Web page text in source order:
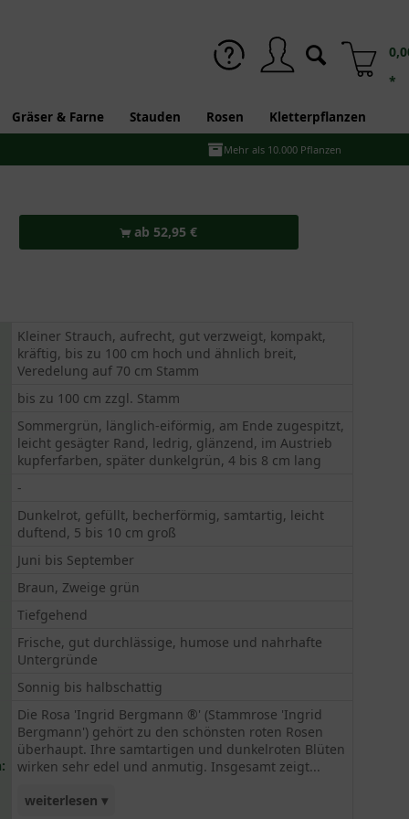
*
Gräser & Farne Stauden Rosen Kletterpflanzen
Mehr als 10.000 Pflanzen
ab 52,95 €
Kleiner Strauch, aufrecht, gut verzweigt, kompakt,
kräftig, bis zu 100 cm hoch und ähnlich breit,
Veredelung auf 70 cm Stamm
bis zu 100 cm zzgl. Stamm
Sommergrün, länglich-eiförmig, am Ende zugespitzt,
leicht gesägter Rand, ledrig, glänzend, im Austrieb
kupferfarben, später dunkelgrün, 4 bis 8 cm lang
-
Dunkelrot, gefüllt, becherförmig, samtartig, leicht
duftend, 5 bis 10 cm groß
Juni bis September
Braun, Zweige grün
Tiefgehend
Frische, gut durchlässige, humose und nahrhafte
Untergründe
Sonnig bis halbschattig
Die Rosa 'Ingrid Bergmann ®' (Stammrose 'Ingrid
Bergmann') gehört zu den schönsten roten Rosen
überhaupt. Ihre samtartigen und dunkelroten Blüten
wirken sehr edel und anmutig. Insgesamt zeigt...
weiterlesen ▾